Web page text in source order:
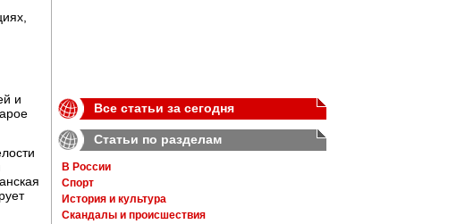
и
Все статьи за сегодня
Статьи по разделам
В России
Спорт
История и культура
Скандалы и происшествия